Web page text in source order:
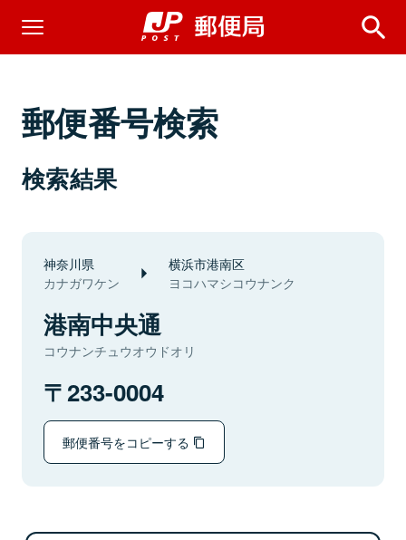
郵便番号検索
検索結果
神奈川県
カナガワケン
横浜市港南区
ヨコハマシコウナンク
港南中央通
コウナンチュウオウドオリ
233-0004
郵便番号をコピーする